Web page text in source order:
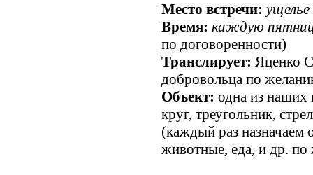
Место встречи:
Время: каждую
по договоренности)
Транслирует: Яценко
добровольца по
Объект: одна из наших
круг, треугольник,
(каждый раз назначаем
животные, еда, и др.